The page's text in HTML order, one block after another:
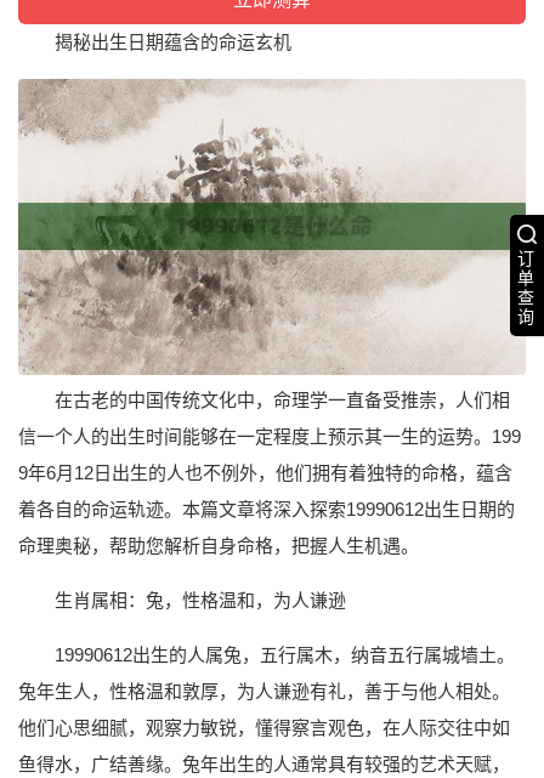
订
单
查
询
揭秘出生日期蕴含的命运玄机
在古老的中国传统文化中，命理学一直备受推崇，人们相
信一个人的出生时间能够在一定程度上预示其一生的运势。199
9年6月12日出生的人也不例外，他们拥有着独特的命格，蕴含
着各自的命运轨迹。本篇文章将深入探索19990612出生日期的
命理奥秘，帮助您解析自身命格，把握人生机遇。
生肖属相：兔，性格温和，为人谦逊
19990612出生的人属兔，五行属木，纳音五行属城墙土。
兔年生人，性格温和敦厚，为人谦逊有礼，善于与他人相处。
他们心思细腻，观察力敏锐，懂得察言观色，在人际交往中如
鱼得水，广结善缘。兔年出生的人通常具有较强的艺术天赋，